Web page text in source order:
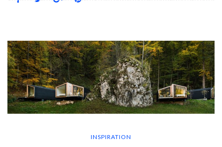
INSPIRATION